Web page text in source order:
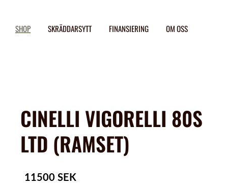
SHOP SKRÄDDARSYTT FINANSIERING OM OSS
CINELLI VIGORELLI 80S
LTD (RAMSET)
11500 SEK